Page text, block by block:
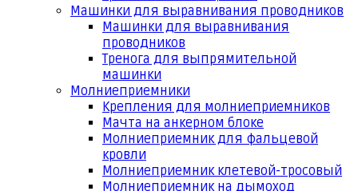
Машинки для выравнивания проводников
Машинки для выравнивания
проводников
Тренога для выпрямительной
машинки
Молниеприемники
Крепления для молниеприемников
Мачта на анкерном блоке
Молниеприемник для фальцевой
кровли
Молниеприемник клетевой-тросовый
Молниеприемник на дымоход